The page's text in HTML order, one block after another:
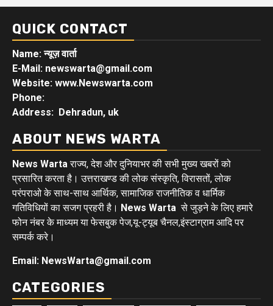
QUICK CONTACT
Name: न्यूज़ वार्ता
E-Mail: newswarta@gmail.com
Website: www.Newswarta.com
Phone:
Address: Dehradun, uk
ABOUT NEWS WARTA
News Wartaराज्य, देश और दुनियाभर की सभी मुख्य खबरों को
प्रसारित करता है। उत्तराखण्ड की लोक संस्कृति, विरासतों, लोक
परंपराओ के साथ-साथ आर्थिक, सामाजिक राजनीतिक व धार्मिक
गतिविधियों का सजग प्रहरी है। News Warta से जुड़ने के लिए हमारे
फोन नंबर के माध्यम या फेसबुक पेज,यू-ट्यूब चैनल,इंस्टाग्राम आदि पर
सम्पर्क करे।
Email: NewsWarta@gmail.com
CATEGORIES